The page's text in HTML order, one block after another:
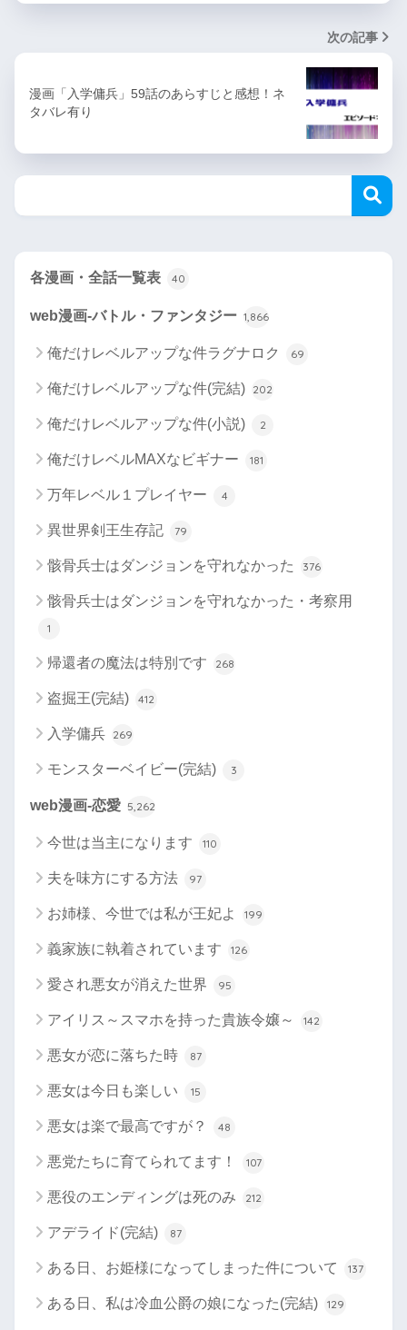
次の記事
漫画「入学傭兵」59話のあらすじと感想！ネ
タバレ有り
各漫画・全話一覧表 40
web漫画-バトル・ファンタジー 1,866
俺だけレベルアップな件ラグナロク 69
俺だけレベルアップな件(完結) 202
俺だけレベルアップな件(小説) 2
俺だけレベルMAXなビギナー 181
万年レベル１プレイヤー 4
異世界剣王生存記 79
骸骨兵士はダンジョンを守れなかった 376
骸骨兵士はダンジョンを守れなかった・考察用
1
帰還者の魔法は特別です 268
盗掘王(完結) 412
入学傭兵 269
モンスターベイビー(完結) 3
web漫画-恋愛 5,262
今世は当主になります 110
夫を味方にする方法 97
お姉様、今世では私が王妃よ 199
義家族に執着されています 126
愛され悪女が消えた世界 95
アイリス～スマホを持った貴族令嬢～ 142
悪女が恋に落ちた時 87
悪女は今日も楽しい 15
悪女は楽で最高ですが？ 48
悪党たちに育てられてます！ 107
悪役のエンディングは死のみ 212
アデライド(完結) 87
ある日、お姫様になってしまった件について 137
ある日、私は冷血公爵の娘になった(完結) 129